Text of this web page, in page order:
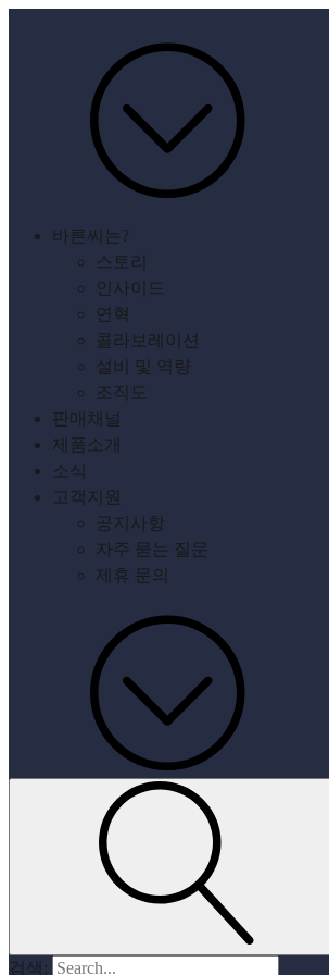
바른씨는?
스토리
인사이드
연혁
콜라보레이션
설비 및 역량
조직도
판매채널
제품소개
소식
고객지원
공지사항
자주 묻는 질문
제휴 문의
검색: